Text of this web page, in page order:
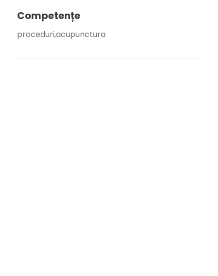
Competențe
proceduri,acupunctura